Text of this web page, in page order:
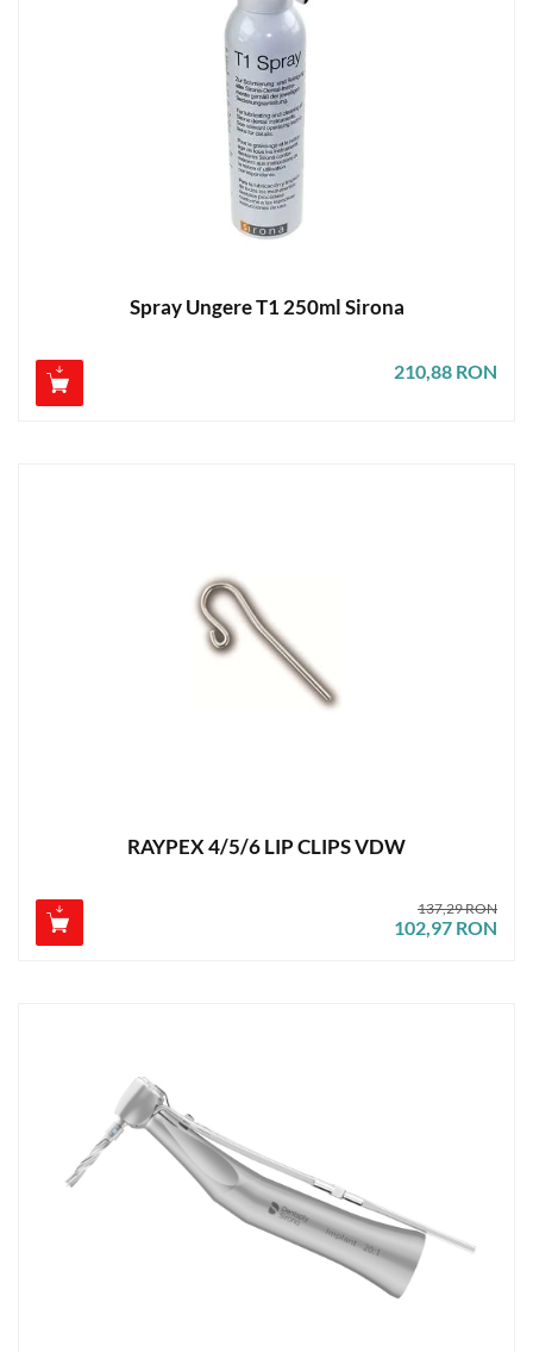
Spray Ungere T1 250ml Sirona
210,88 RON
RAYPEX 4/5/6 LIP CLIPS VDW
102,97 RON
137,29 RON